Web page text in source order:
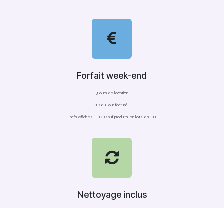
Forfait week-end
3 jours de location
1 seul jour facturé
Tarifs affichés : TTC (sauf produits en lots en HT)
Nettoyage inclus